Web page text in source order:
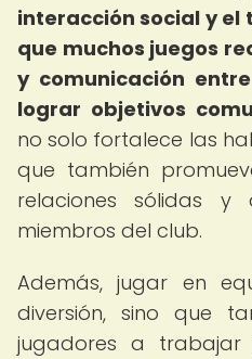
interacción social y el
que muchos juegos
y comunicación
lograr objetivos
no solo fortalece las
que también
relaciones sólidas y
miembros del club.
Además, jugar en
diversión, sino que
jugadores a trabajar